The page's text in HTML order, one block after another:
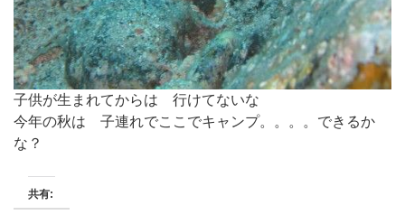
子供が生まれてからは 行けてないな
今年の秋は 子連れでここでキャンプ。。。。できるか
な？
共有: